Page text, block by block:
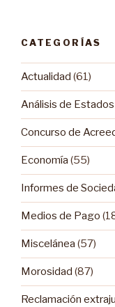
CATEGORÍAS
Actualidad (61)
Análisis de
Concurso de
Economía (55)
Informes de
Medios de Pago
Miscelánea (57)
Morosidad (87)
Reclamación